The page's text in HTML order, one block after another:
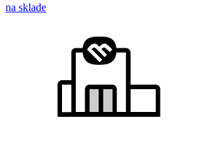
na sklade